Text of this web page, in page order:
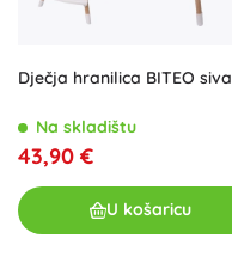
Dječja hranilica BITEO siva
Na skladištu
43,90 €
U košaricu